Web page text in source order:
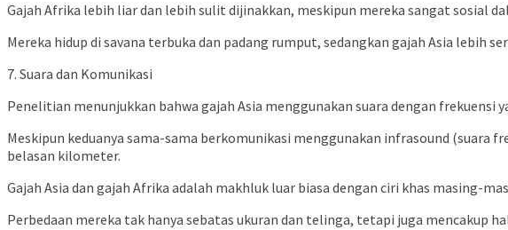
Gajah Afrika lebih liar dan lebih sulit dijinakkan, meskipun mereka sangat sosial
Mereka hidup di savana terbuka dan padang rumput, sedangkan gajah Asia lebih
7. Suara dan Komunikasi
Penelitian menunjukkan bahwa gajah Asia menggunakan suara dengan
Meskipun keduanya sama-sama berkomunikasi menggunakan infrasound
belasan kilometer.
Gajah Asia dan gajah Afrika adalah makhluk luar biasa dengan ciri khas masing-
Perbedaan mereka tak hanya sebatas ukuran dan telinga, tetapi juga mencakup